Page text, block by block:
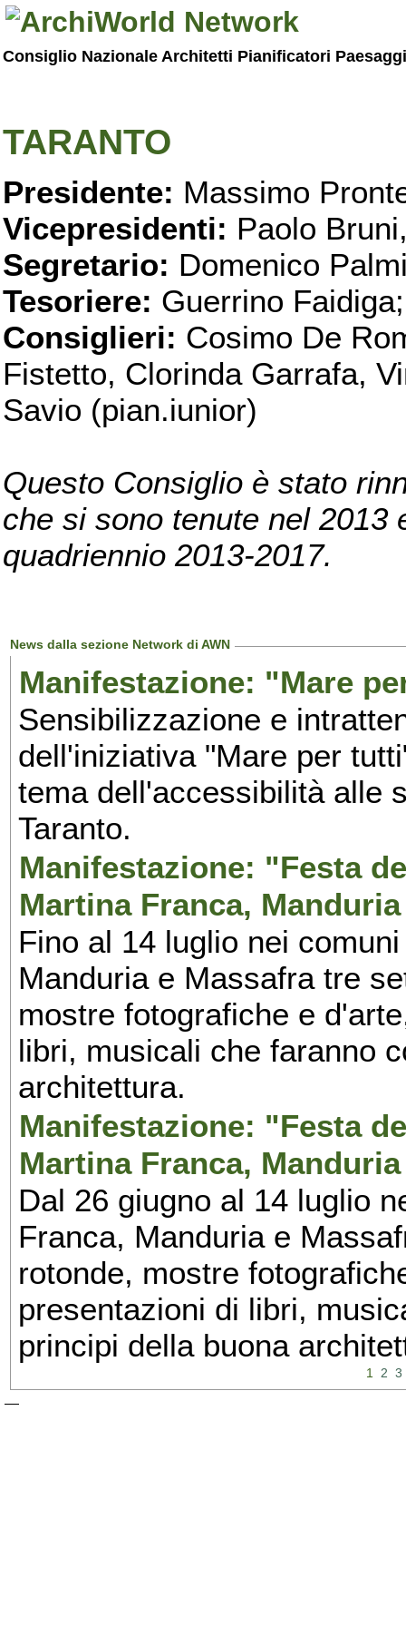
Consiglio Nazionale Architetti Pianificatori
TARANTO
Presidente: Massimo
Vicepresidenti: Paolo
Segretario: Domenico
Tesoriere: Guerrino Faidiga;
Consiglieri: Cosimo De
Fistetto, Clorinda Garrafa,
Savio (pian.iunior)
Questo Consiglio è stato
che si sono tenute nel 2013
quadriennio 2013-2017.
News dalla sezione Network di AWN
Manifestazione: "Mare
Sensibilizzazione e
dell'iniziativa "Mare per
tema dell'accessibilità alle
Taranto.
Manifestazione: "Festa
Martina Franca,
Fino al 14 luglio nei
Manduria e Massafra tre
mostre fotografiche e
libri, musicali che faranno
architettura.
Manifestazione: "Festa
Martina Franca,
Dal 26 giugno al 14 luglio
Franca, Manduria e
rotonde, mostre
presentazioni di libri,
principi della buona
1 2 3